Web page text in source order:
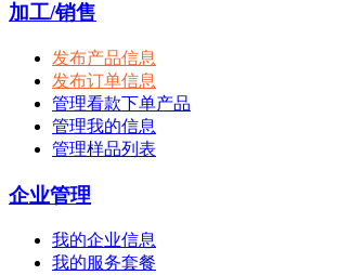
加工/销售
发布产品信息
发布订单信息
管理看款下单产品
管理我的信息
管理样品列表
企业管理
我的企业信息
我的服务套餐